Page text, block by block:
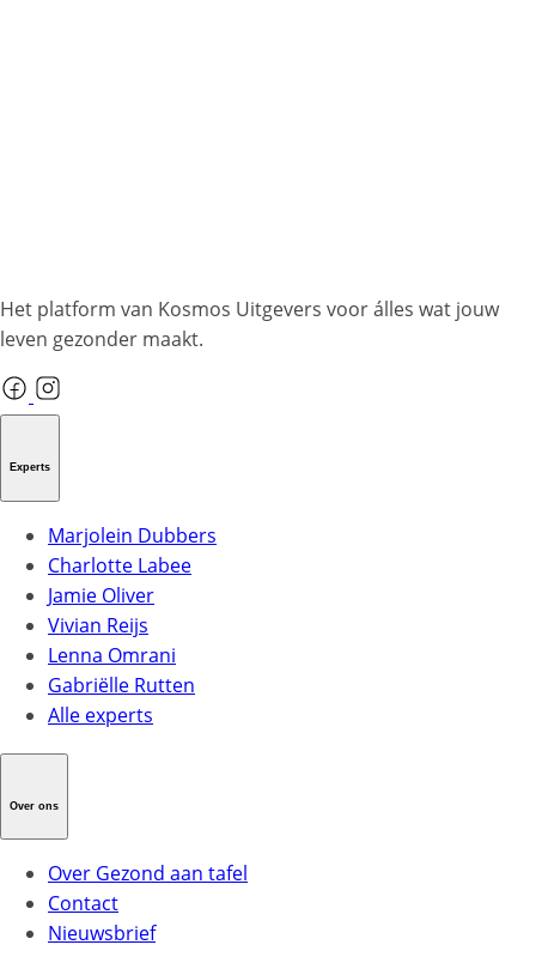
Het platform van Kosmos Uitgevers voor álles wat jouw
leven gezonder maakt.
Experts
Marjolein Dubbers
Charlotte Labee
Jamie Oliver
Vivian Reijs
Lenna Omrani
Gabriëlle Rutten
Alle experts
Over ons
Over Gezond aan tafel
Contact
Nieuwsbrief